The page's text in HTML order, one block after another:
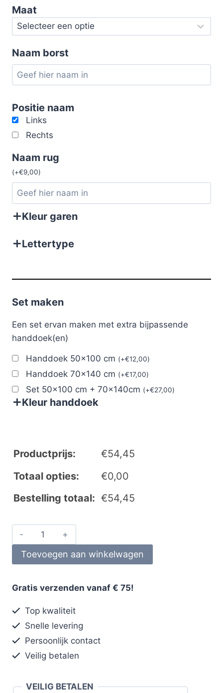
Maat
Naam borst
Positie naam
Links
Rechts
Naam rug
(+€9,00)
Kleur garen
Lettertype
Set maken
Een set ervan maken met extra bijpassende
handdoek(en)
Handdoek 50x100 cm (+€12,00)
Handdoek 70x140 cm (+€17,00)
Set 50x100 cm + 70x140cm (+€27,00)
Kleur handdoek
Productprijs: €54,45
Totaal opties:
€0,00
Bestelling totaal: €54,45
Toevoegen aan winkelwagen
Gratis verzenden vanaf € 75!
Top kwaliteit
Snelle levering
Persoonlijk contact
Veilig betalen
VEILIG BETALEN